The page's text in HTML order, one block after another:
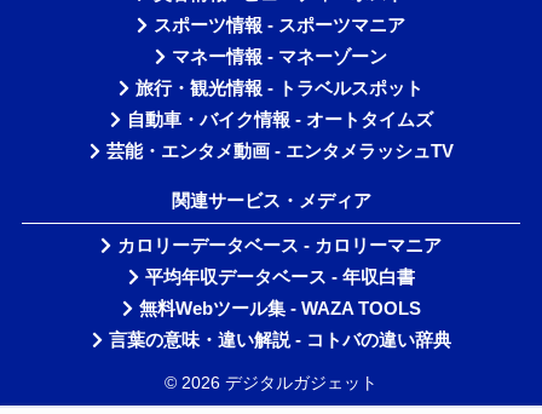
スポーツ情報 - スポーツマニア
マネー情報 - マネーゾーン
旅行・観光情報 - トラベルスポット
自動車・バイク情報 - オートタイムズ
芸能・エンタメ動画 - エンタメラッシュTV
関連サービス・メディア
カロリーデータベース - カロリーマニア
平均年収データベース - 年収白書
無料Webツール集 - WAZA TOOLS
言葉の意味・違い解説 - コトバの違い辞典
© 2026 デジタルガジェット